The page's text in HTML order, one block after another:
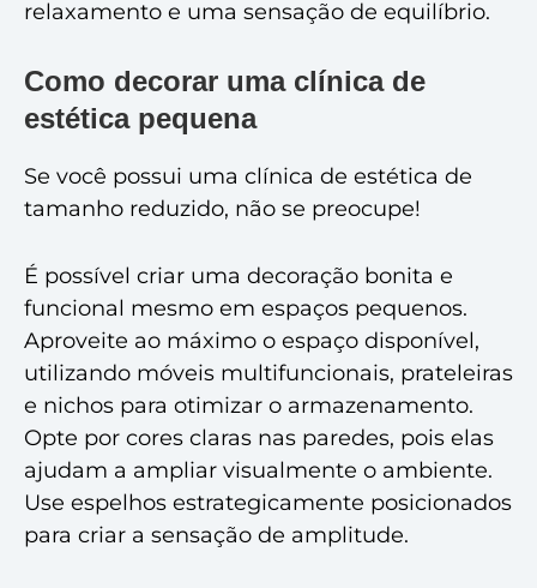
relaxamento e uma sensação de equilíbrio.
Como decorar uma clínica de
estética pequena
Se você possui uma clínica de estética de
tamanho reduzido, não se preocupe!
É possível criar uma decoração bonita e
funcional mesmo em espaços pequenos.
Aproveite ao máximo o espaço disponível,
utilizando móveis multifuncionais, prateleiras
e nichos para otimizar o armazenamento.
Opte por cores claras nas paredes, pois elas
ajudam a ampliar visualmente o ambiente.
Use espelhos estrategicamente posicionados
para criar a sensação de amplitude.